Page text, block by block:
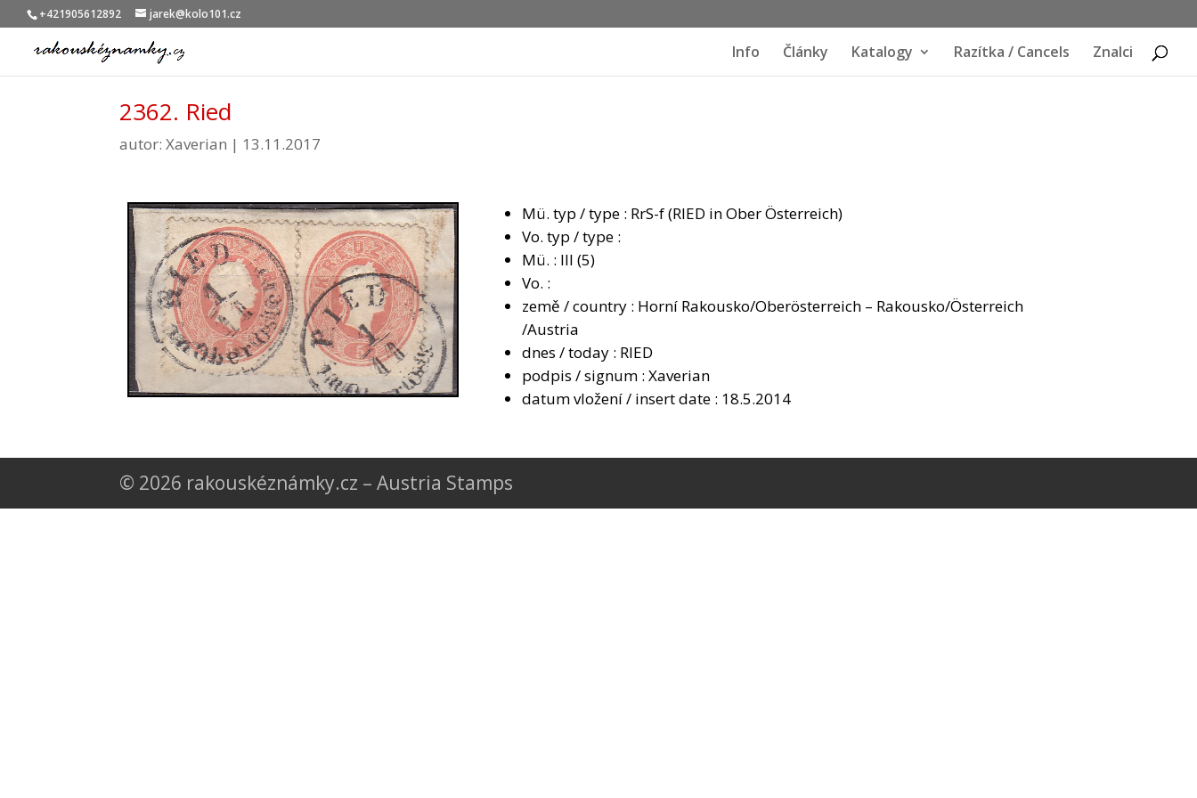
+421905612892 jarek@kolo101.cz
Info Články Katalogy Razítka / Cancels Znalci
2362. Ried
autor:Xaverian | 13.11.2017
Mü. typ / type : RrS-f (RIED in Ober Österreich)
Vo. typ / type :
Mü. : III (5)
Vo. :
země / country : Horní Rakousko/Oberösterreich – Rakousko/Österreich
/Austria
dnes / today : RIED
podpis / signum : Xaverian
datum vložení / insert date : 18.5.2014
© 2026 rakouskéznámky.cz – Austria Stamps